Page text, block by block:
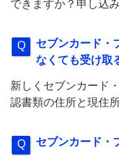
できますか？申し込
セブンカード・
なくても受け取
新しくセブンカード
認書類の住所と現住
セブンカード・